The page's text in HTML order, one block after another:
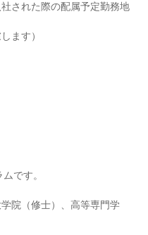
された際の配属予定勤務地
ます）
です。
院（修士）、高等専門学